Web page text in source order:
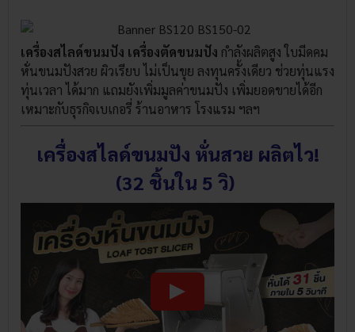
เครื่องสไลด์ขนมปัง เครื่องตัดขนมปัง กำลังผลิตสูง ใบมีดคม
หั่นขนมปังสวย ผิวเรียบ ไม่เป็นขุย ลงทุนครั้งเดียว ช่วยทุ่นแรง
ทุ่นเวลา ได้มาก แถมยังเพิ่มมูลค่าขนมปัง เพิ่มยอดขายได้อีก
เหมาะกับธุรกิจเบเกอรี่ ร้านอาหาร โรงแรม ฯลฯ
เครื่องสไลด์ขนมปัง หั่นสวย ผลิตไว!
(32 ชิ้นใน 5 วิ)